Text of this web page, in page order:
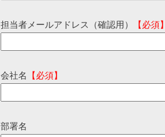
担当者メールアドレス（確認用） 【必須
会社名 【必須】
部署名